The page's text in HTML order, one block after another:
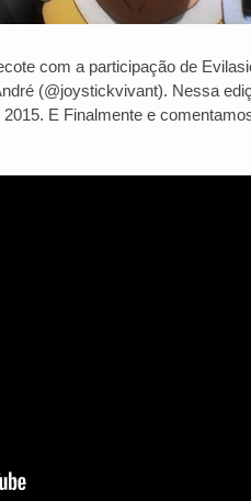
com a participação de
(@joystickvivant). Nessa
E Finalmente e